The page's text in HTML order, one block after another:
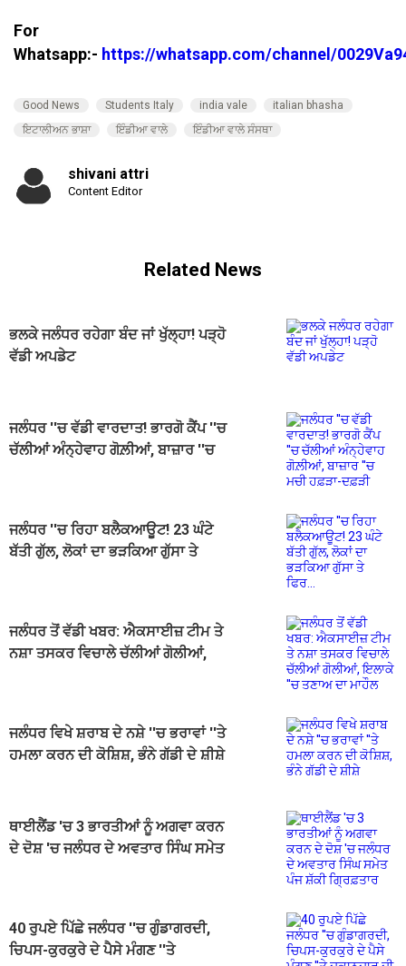
For
Whatsapp:- https://whatsapp.com/channel/
Good News Students Italy india vale
italian bhasha
ਇਟਾਲੀਅਨ ਭਾਸ਼ਾ
ਇੰਡੀਆ ਵਾਲੇ ਇੰਡੀਆ ਵਾਲੇ ਸੰਸਥਾ
shivani attri
Content Editor
Related News
ਭਲਕੇ ਜਲੰਧਰ ਰਹੇਗਾ ਬੰਦ ਜਾਂ ਖੁੱਲ੍ਹਾ! ਪੜ੍ਹੋ
ਵੱਡੀ ਅਪਡੇਟ
ਜਲੰਧਰ ''ਚ ਵੱਡੀ ਵਾਰਦਾਤ! ਭਾਰਗੋ ਕੈਂਪ ''ਚ
ਚੱਲੀਆਂ ਅੰਨ੍ਹੇਵਾਹ ਗੋਲ਼ੀਆਂ, ਬਾਜ਼ਾਰ ''ਚ
ਜਲੰਧਰ ''ਚ ਰਿਹਾ ਬਲੈਕਆਊਟ! 23 ਘੰਟੇ
ਬੱਤੀ ਗੁੱਲ, ਲੋਕਾਂ ਦਾ ਭੜਕਿਆ ਗੁੱਸਾ ਤੇ
ਜਲੰਧਰ ਤੋਂ ਵੱਡੀ ਖਬਰ: ਐਕਸਾਈਜ਼ ਟੀਮ ਤੇ
ਨਸ਼ਾ ਤਸਕਰ ਵਿਚਾਲੇ ਚੱਲੀਆਂ ਗੋਲੀਆਂ,
ਜਲੰਧਰ ਵਿਖੇ ਸ਼ਰਾਬ ਦੇ ਨਸ਼ੇ ''ਚ ਭਰਾਵਾਂ ''ਤੇ
ਹਮਲਾ ਕਰਨ ਦੀ ਕੋਸ਼ਿਸ਼, ਭੰਨੇ ਗੱਡੀ ਦੇ ਸ਼ੀਸ਼ੇ
ਥਾਈਲੈਂਡ 'ਚ 3 ਭਾਰਤੀਆਂ ਨੂੰ ਅਗਵਾ ਕਰਨ
ਦੇ ਦੋਸ਼ 'ਚ ਜਲੰਧਰ ਦੇ ਅਵਤਾਰ ਸਿੰਘ ਸਮੇਤ
40 ਰੁਪਏ ਪਿੱਛੇ ਜਲੰਧਰ ''ਚ ਗੁੰਡਾਗਰਦੀ,
ਚਿਪਸ-ਕੁਰਕੁਰੇ ਦੇ ਪੈਸੇ ਮੰਗਣ ''ਤੇ